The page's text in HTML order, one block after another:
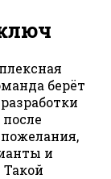
берёт
и